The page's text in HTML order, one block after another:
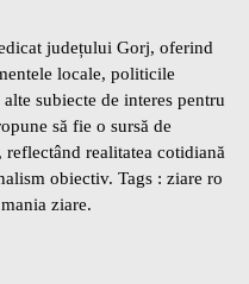
județului Gorj, oferind
locale, politicile
subiecte de interes pentru
să fie o sursă de
realitatea cotidiană
obiectiv. Tags : ziare ro
ziare.